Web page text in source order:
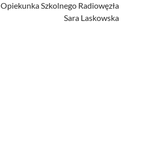
Opiekunka Szkolnego Radiowęzła
Sara Laskowska